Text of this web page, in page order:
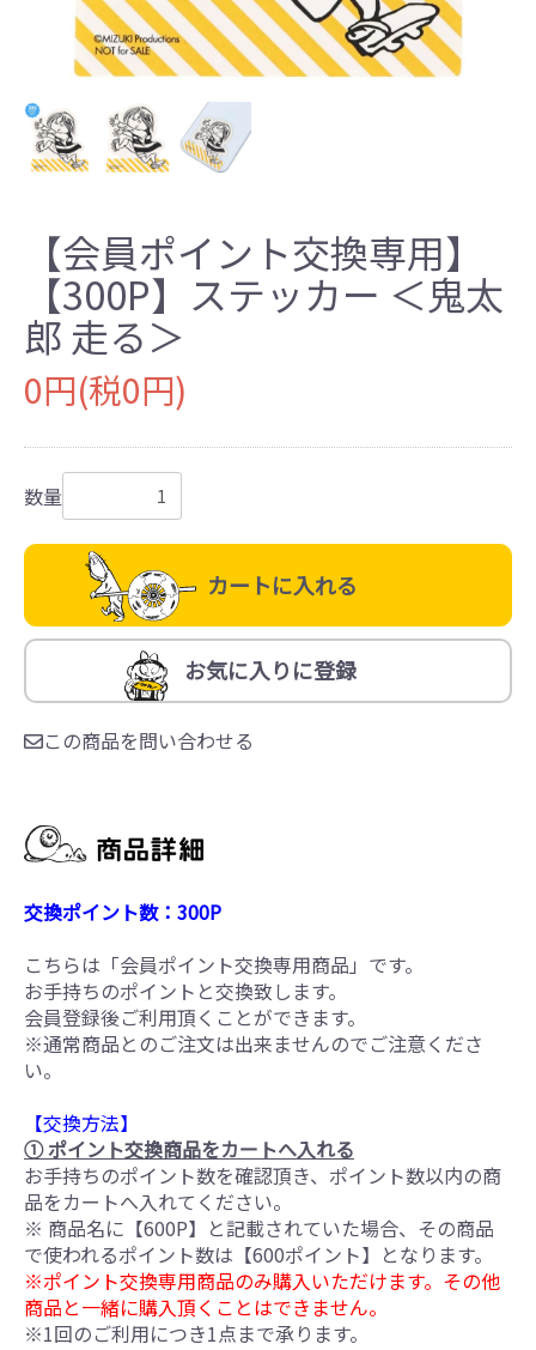
【会員ポイント交換専用】
【300P】ステッカー ＜鬼太
郎 走る＞
0円(税0円)
数量
カートに入れる
お気に入りに登録
この商品を問い合わせる
交換ポイント数：300P
こちらは「会員ポイント交換専用商品」です。
お手持ちのポイントと交換致します。
会員登録後ご利用頂くことができます。
※通常商品とのご注文は出来ませんのでご注意くださ
い。
【交換方法】
① ポイント交換商品をカートへ入れる
お手持ちのポイント数を確認頂き、ポイント数以内の商
品をカートへ入れてください。
※ 商品名に【600P】と記載されていた場合、その商品
で使われるポイント数は【600ポイント】となります。
※ポイント交換専用商品のみ購入いただけます。その他
商品と一緒に購入頂くことはできません。
※1回のご利用につき1点まで承ります。